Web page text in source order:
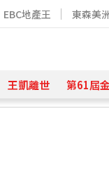
EBC地產王 東森美
王凱離世 第61屆